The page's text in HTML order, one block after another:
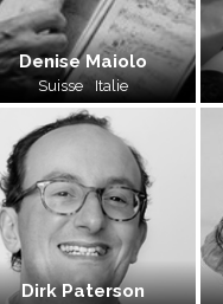
Denise Maiolo
Suisse Italie
Dirk Paterson